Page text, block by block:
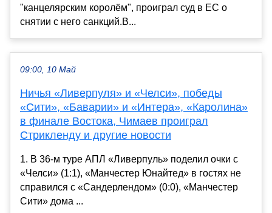
"канцелярским королём", проиграл суд в ЕС о
снятии с него санкций.В...
09:00, 10 Май
Ничья «Ливерпуля» и «Челси», победы
«Сити», «Баварии» и «Интера», «Каролина»
в финале Востока, Чимаев проиграл
Стрикленду и другие новости
1. В 36-м туре АПЛ «Ливерпуль» поделил очки с
«Челси» (1:1), «Манчестер Юнайтед» в гостях не
справился с «Сандерлендом» (0:0), «Манчестер
Сити» дома ...